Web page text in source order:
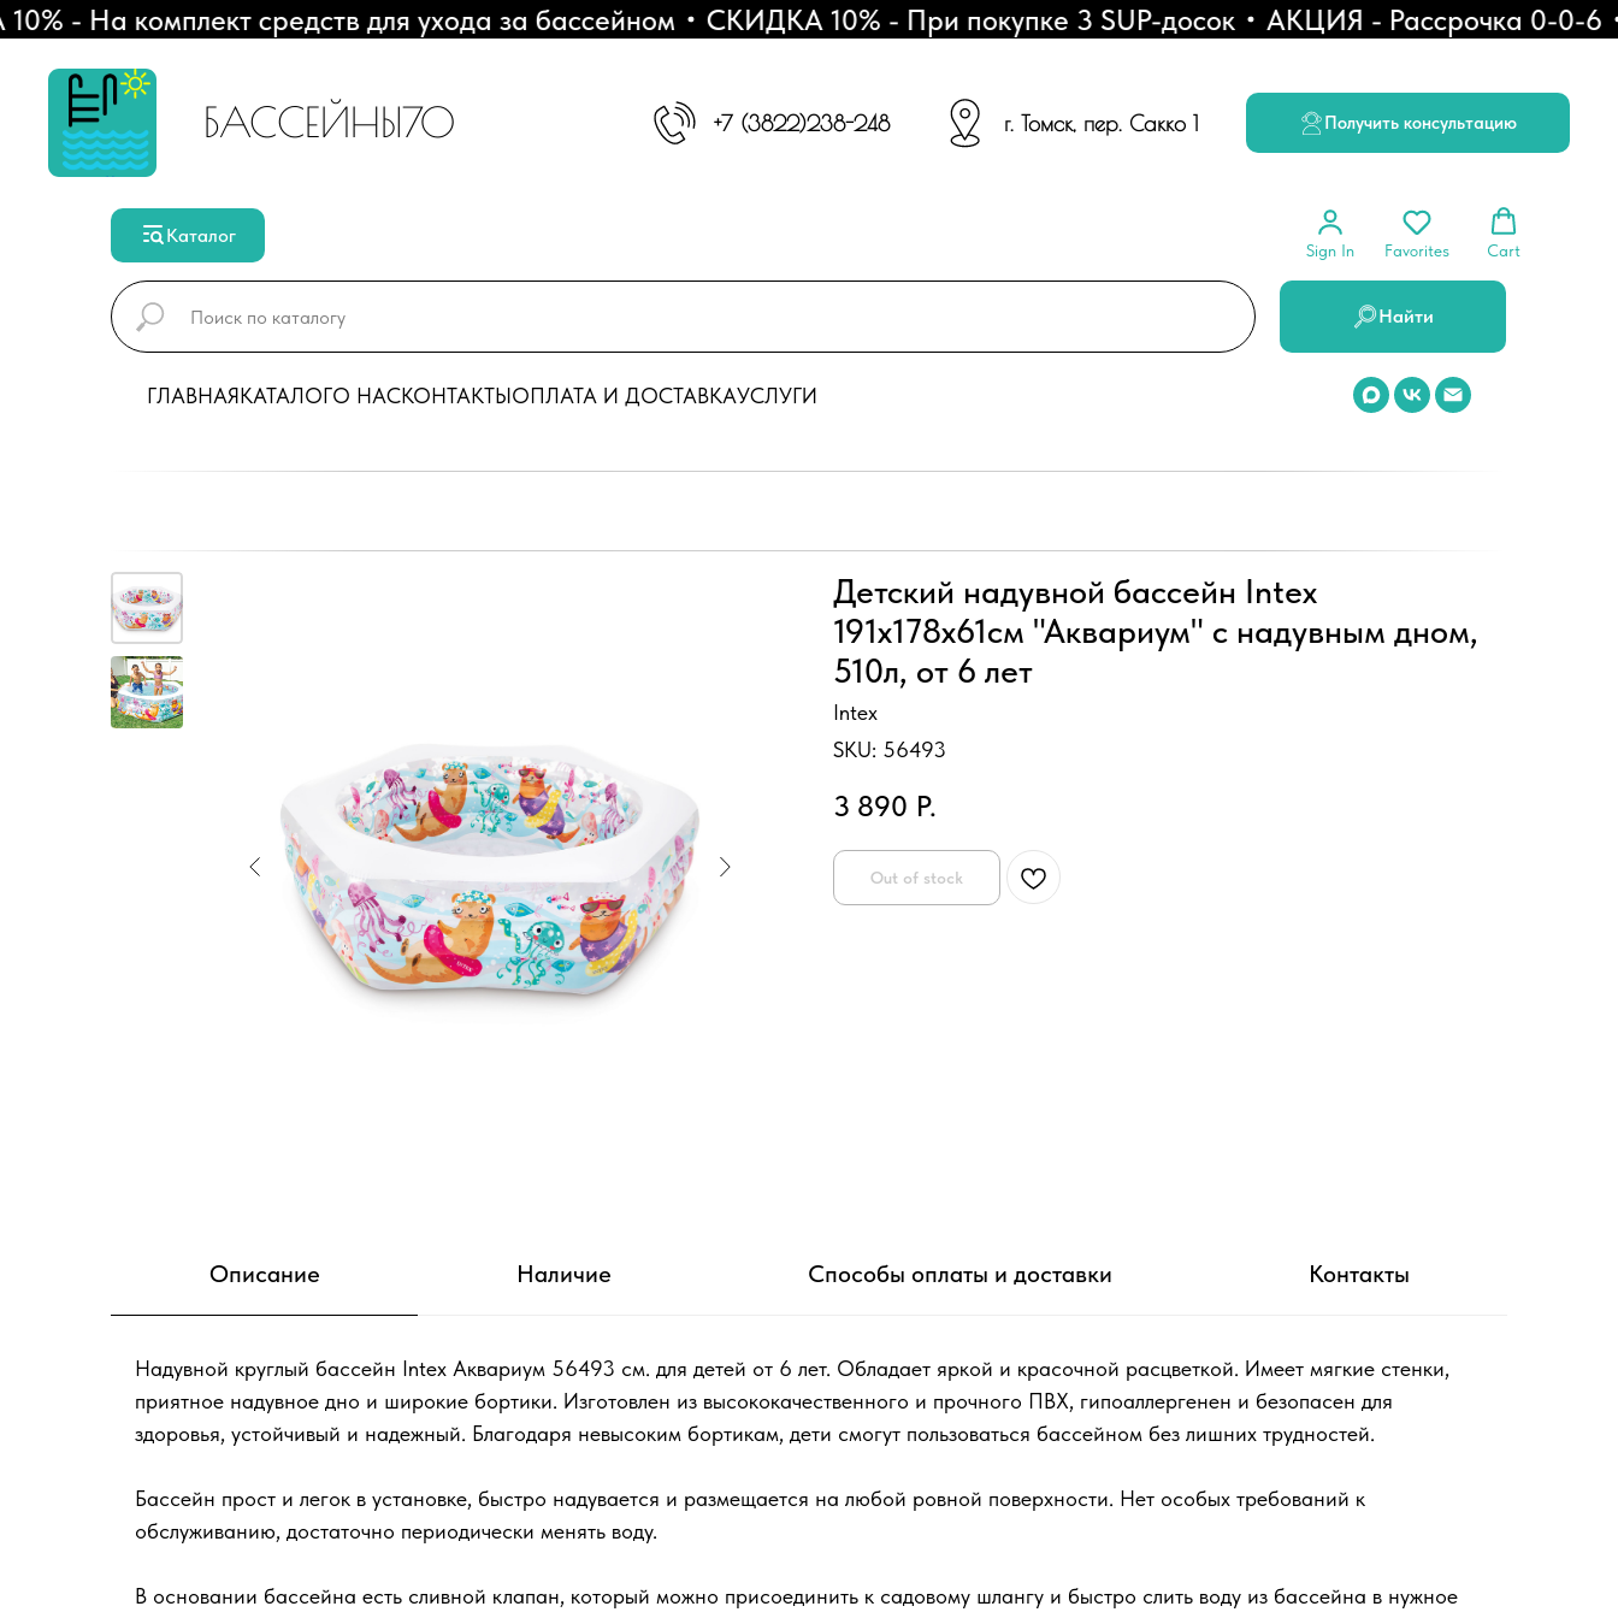
- На комплект средств для ухода за бассейном СКИДКА 10% - При покупке 3 SUP-досок АКЦИЯ - Рассрочка 0-0-6
БАССЕЙНЫ70 +7 (3822)238-248 г. Томск, пер. Сакко 1 Получить консультацию
Каталог
Sign In Favorites Cart
Найти
ГЛАВНАЯКАТАЛОГО НАСКОНТАКТЫОПЛАТА И ДОСТАВКАУСЛУГИ
Детский надувной бассейн Intex
191х178х61см "Аквариум" с надувным дном,
510л, от 6 лет
Intex
SKU: 56493
3 890 Р.
Out of stock
Описание Наличие Способы оплаты и доставки Контакты
Надувной круглый бассейн Intex Аквариум 56493 см. для детей от 6 лет. Обладает яркой и красочной расцветкой. Имеет мягкие стенки,
приятное надувное дно и широкие бортики. Изготовлен из высококачественного и прочного ПВХ, гипоаллергенен и безопасен для
здоровья, устойчивый и надежный. Благодаря невысоким бортикам, дети смогут пользоваться бассейном без лишних трудностей.
Бассейн прост и легок в установке, быстро надувается и размещается на любой ровной поверхности. Нет особых требований к
обслуживанию, достаточно периодически менять воду.
В основании бассейна есть сливной клапан, который можно присоединить к садовому шлангу и быстро слить воду из бассейна в нужное